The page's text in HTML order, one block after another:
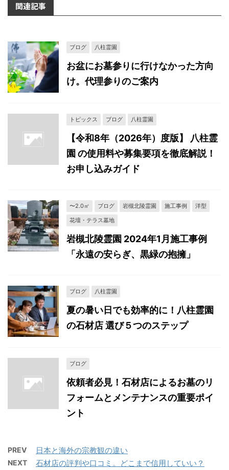
関連記事
ブログ 八柱霊園
お盆にお墓参りに行けなかった方向
け。代理参りのご案内
トピックス ブログ 八柱霊園
【令和8年（2026年）度版】 八柱霊
園 の使用料や募集要項を徹底解説！
お申し込みガイド
〜2.0㎡ ブログ 岩槻北陵霊園 施工事例
洋型
花壇・テラス墓地
岩槻北陵霊園 2024年1月施工事例
「永遠の安らぎ、黒緑の抱擁」
ブログ 八柱霊園
夏の暑い日でも効率的に！八柱霊園
の石材店 選び５つのステップ
ブログ
依頼者必見！石材店によるお墓のリ
フォームとメンテナンスの重要ポイ
ント
PREV 日本と海外の宗教観の違い
NEXT 石材店の評判や口コミ。どこまで信用していい？